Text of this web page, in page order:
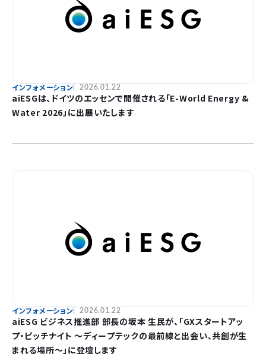
インフォメーション 2026.01.22
aiESGは、ドイツのエッセンで開催される「E-World Energy &
Water 2026」に出展いたします
インフォメーション 2026.01.22
aiESG ビジネス推進部 部長の坂本 生民が、「GXスタートアッ
プ・ピッチナイト 〜ディープテックの最前線と出会い、共創が生
まれる場所〜」に登壇します